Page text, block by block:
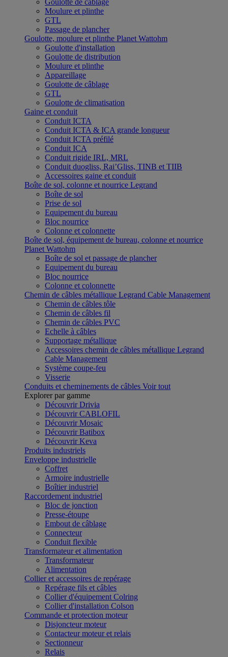
Goulotte de câblage
Moulure et plinthe
GTL
Passage de plancher
Goulotte, moulure et plinthe Planet Wattohm
Goulotte d'installation
Goulotte de distribution
Moulure et plinthe
Appareillage
Goulotte de câblage
GTL
Goulotte de climatisation
Gaine et conduit
Conduit ICTA
Conduit ICTA & ICA grande longueur
Conduit ICTA préfilé
Conduit ICA
Conduit rigide IRL, MRL
Conduit duogliss, Rai’Gliss, TINB et TIIB
Accessoires gaine et conduit
Boîte de sol, colonne et nourrice Legrand
Boîte de sol
Prise de sol
Equipement du bureau
Bloc nourrice
Colonne et colonnette
Boîte de sol, équipement de bureau, colonne et nourrice
Planet Wattohm
Boîte de sol et passage de plancher
Equipement du bureau
Bloc nourrice
Colonne et colonnette
Chemin de câbles métallique Legrand Cable Management
Chemin de câbles tôle
Chemin de câbles fil
Chemin de câbles PVC
Echelle à câbles
Supportage métallique
Accessoires chemin de câbles métallique Legrand
Cable Management
Système coupe-feu
Visserie
Conduits et cheminements de câbles Voir tout
Explorer par gamme
Découvrir Drivia
Découvrir CABLOFIL
Découvrir Mosaic
Découvrir Batibox
Découvrir Keva
Produits industriels
Enveloppe industrielle
Coffret
Armoire industrielle
Boîtier industriel
Raccordement industriel
Bloc de jonction
Presse-étoupe
Embout de câblage
Connecteur
Conduit flexible
Transformateur et alimentation
Transformateur
Alimentation
Collier et accessoires de repérage
Repérage fils et câbles
Collier d'équipement Colring
Collier d'installation Colson
Commande et protection moteur
Disjoncteur moteur
Contacteur moteur et relais
Sectionneur
Relais